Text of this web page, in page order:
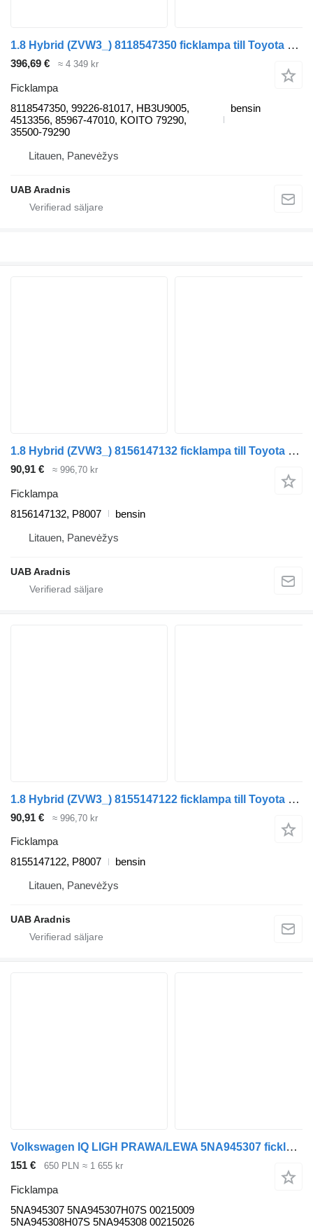
1.8 Hybrid (ZVW3_) 8118547350 ficklampa till Toyota PRIUS (_W3_) bil
396,69 € ≈ 4 349 kr
Ficklampa
8118547350, 99226-81017, HB3U9005,
4513356, 85967-47010, KOITO 79290,
35500-79290
bensin
Litauen, Panevėžys
UAB Aradnis
1.8 Hybrid (ZVW3_) 8156147132 ficklampa till Toyota PRIUS (_W3_) bil
90,91 € ≈ 996,70 kr
Ficklampa
8156147132, P8007
bensin
Litauen, Panevėžys
UAB Aradnis
1.8 Hybrid (ZVW3_) 8155147122 ficklampa till Toyota PRIUS (_W3_) bil
90,91 € ≈ 996,70 kr
Ficklampa
8155147122, P8007
bensin
Litauen, Panevėžys
UAB Aradnis
Volkswagen IQ LIGH PRAWA/LEWA 5NA945307 ficklampa till Volkswagen Tiguan II bil
151 € 650 PLN ≈ 1 655 kr
Ficklampa
5NA945307 5NA945307H07S 00215009
5NA945308H07S 5NA945308 00215026